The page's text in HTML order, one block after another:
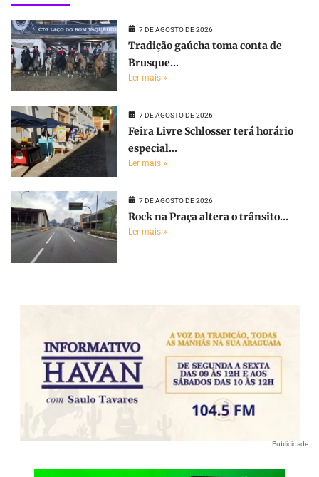
7 DE AGOSTO DE 2026
Tradição gaúcha toma conta de
Brusque...
Ler mais »
7 DE AGOSTO DE 2026
Feira Livre Schlosser terá horário
especial...
Ler mais »
7 DE AGOSTO DE 2026
Rock na Praça altera o trânsito...
Ler mais »
Publicidade